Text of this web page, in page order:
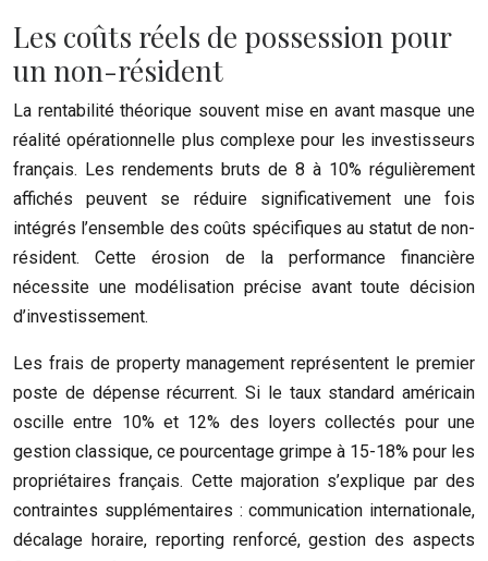
Les coûts réels de possession pour
un non-résident
La rentabilité théorique souvent mise en avant masque une
réalité opérationnelle plus complexe pour les investisseurs
français. Les rendements bruts de 8 à 10% régulièrement
affichés peuvent se réduire significativement une fois
intégrés l’ensemble des coûts spécifiques au statut de non-
résident. Cette érosion de la performance financière
nécessite une modélisation précise avant toute décision
d’investissement.
Les frais de property management représentent le premier
poste de dépense récurrent. Si le taux standard américain
oscille entre 10% et 12% des loyers collectés pour une
gestion classique, ce pourcentage grimpe à 15-18% pour les
propriétaires français. Cette majoration s’explique par des
contraintes supplémentaires : communication internationale,
décalage horaire, reporting renforcé, gestion des aspects